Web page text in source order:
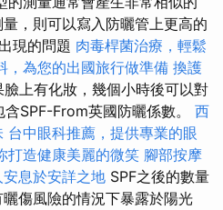
，則可以寫入防曬管上更高的
現的問題 肉毒桿菌治療，輕鬆
，為您的出國旅行做準備 換護
上有化妝，幾個小時後可以對
SPF-From英國防曬係數。 西
台中眼科推薦，提供專業的眼
打造健康美麗的微笑 腳部按摩
息於安詳之地 SPF之後的數量
傷風險的情況下暴露於陽光